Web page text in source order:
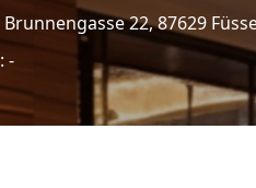
Brunnengasse 22, 87629
: -